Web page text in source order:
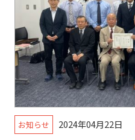
お知らせ 2024年04月22日